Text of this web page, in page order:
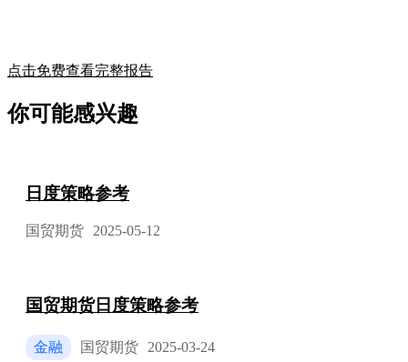
点击免费查看完整报告
你可能感兴趣
日度策略参考
国贸期货 2025-05-12
国贸期货日度策略参考
金融 国贸期货 2025-03-24